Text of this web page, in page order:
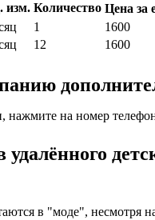
изм. Количество Цена за
1 1600
12 1600
нажмите на номер
удалённого
в "моде", несмотря